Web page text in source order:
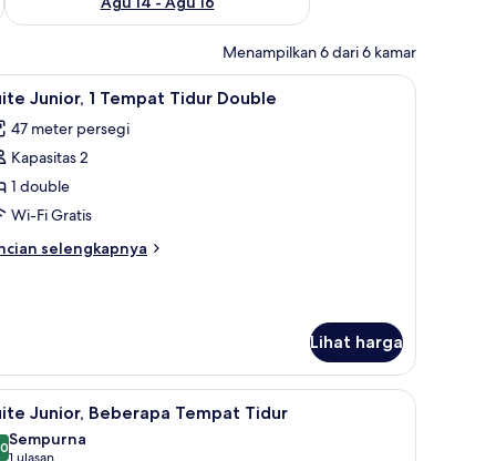
Menampilkan 6 dari 6 kamar
meja kerja Suite Junior, 1 Tempat Tidur Double |
6 Junior, 1 Tempat Tidur Double
47 meter persegi
Kapasitas 2
1 double
Wi-Fi Gratis
selengkapnya
Lihat harga
meja kerja Televisi LCD 26-inci dengan saluran TV satelit
5 Junior, Beberapa Tempat Tidur
dari 10
Sempurna
1 ulasan